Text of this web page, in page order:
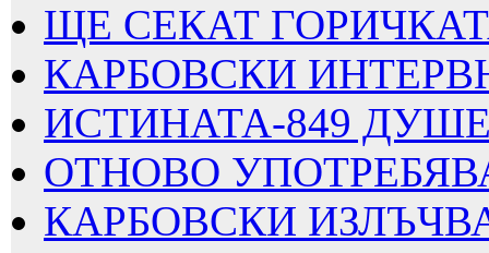
ЩЕ СЕКАТ
КАРБОВСКИ
ИСТИНАТА-849
ОТНОВО
КАРБОВСКИ